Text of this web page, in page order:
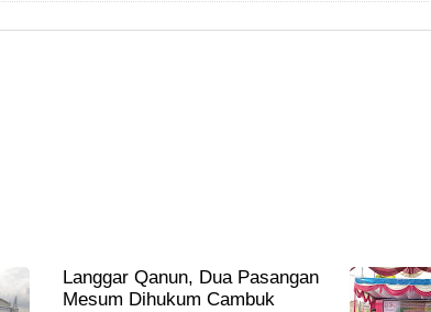
Langgar Qanun, Dua Pasangan
Mesum Dihukum Cambuk